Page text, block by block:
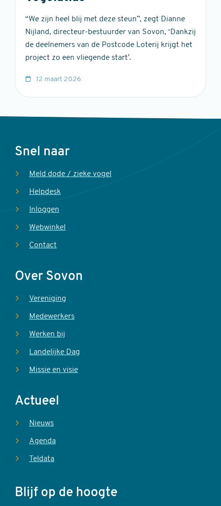
“We zijn heel blij met deze steun”, zegt Dianne
Nijland, directeur-bestuurder van Sovon, ‘Dankzij
de deelnemers van de Postcode Loterij krijgt het
project zo een vliegende start’.
12 maart 2026
Voet
Snel naar
Meld dode / zieke vogel
Helpdesk
Inloggen
Webwinkel
Contact
Over Sovon
Vereniging
Medewerkers
Werken bij
Landelijke Dag
Missie en visie
Actueel
Nieuws
Agenda
Teldata
Blijf op de hoogte